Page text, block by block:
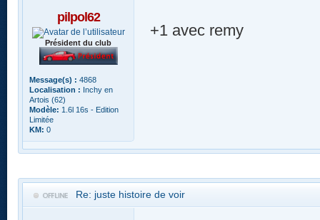
pilpol62
Président du club
Message(s) : 4868
Localisation : Inchy en
Artois (62)
Modèle: 1.6l 16s - Edition
Limitée
KM: 0
+1 avec remy
Re: juste histoire de voir